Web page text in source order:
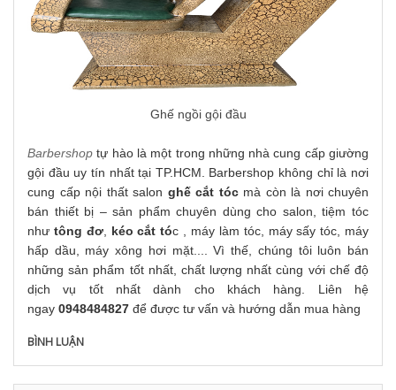
Ghế ngồi gội đầu
Barbershop tự hào là một trong những nhà cung cấp giường
gội đầu uy tín nhất tại TP.HCM. Barbershop không chỉ là nơi
cung cấp nội thất salon ghế cắt tócmà còn là nơi chuyên
bán thiết bị – sản phẩm chuyên dùng cho salon, tiệm tóc
như tông đơ, kéo cắt tóc , máy làm tóc, máy sấy tóc, máy
hấp dầu, máy xông hơi mặt.... Vì thế, chúng tôi luôn bán
những sản phẩm tốt nhất, chất lượng nhất cùng với chế độ
dịch vụ tốt nhất dành cho khách hàng. Liên hệ
ngay 0948484827 để được tư vấn và hướng dẫn mua hàng
BÌNH LUẬN